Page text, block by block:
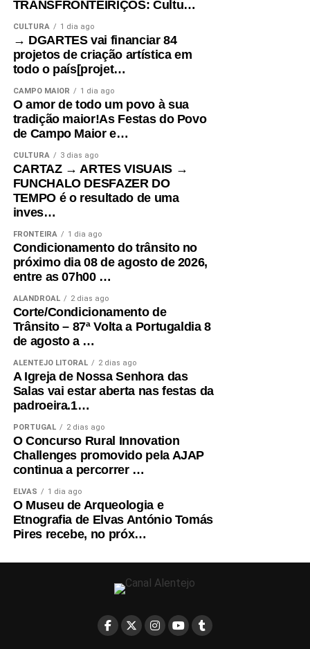
TRANSFRONTEIRIÇOS: Cultu…
CULTURA 1 dia ago
→ DGARTES vai financiar 84
projetos de criação artística em
todo o país[projet…
CAMPO MAIOR 1 dia ago
O amor de todo um povo à sua
tradição maior!As Festas do Povo
de Campo Maior e…
CULTURA 3 dias ago
CARTAZ → ARTES VISUAIS →
FUNCHALO DESFAZER DO
TEMPO é o resultado de uma
inves…
FRONTEIRA 1 dia ago
Condicionamento do trânsito no
próximo dia 08 de agosto de 2026,
entre as 07h00 …
ALANDROAL 2 dias ago
Corte/Condicionamento de
Trânsito – 87ª Volta a Portugaldia 8
de agosto a …
ALENTEJO LITORAL 2 dias ago
A Igreja de Nossa Senhora das
Salas vai estar aberta nas festas da
padroeira.1…
PORTUGAL 2 dias ago
O Concurso Rural Innovation
Challenges promovido pela AJAP
continua a percorrer …
ELVAS 1 dia ago
O Museu de Arqueologia e
Etnografia de Elvas António Tomás
Pires recebe, no próx…